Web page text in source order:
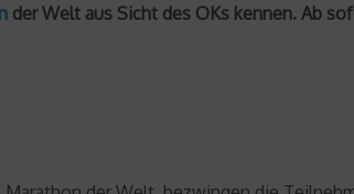
der Welt aus Sicht des OKs kennen. Ab